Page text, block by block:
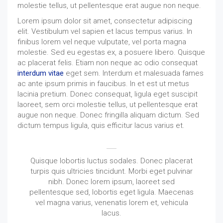
molestie tellus, ut pellentesque erat augue non neque.
Lorem ipsum dolor sit amet, consectetur adipiscing
elit. Vestibulum vel sapien et lacus tempus varius. In
finibus lorem vel neque vulputate, vel porta magna
molestie. Sed eu egestas ex, a posuere libero. Quisque
ac placerat felis. Etiam non neque ac odio consequat
interdum vitae eget sem. Interdum et malesuada fames
ac ante ipsum primis in faucibus. In et est ut metus
lacinia pretium. Donec consequat, ligula eget suscipit
laoreet, sem orci molestie tellus, ut pellentesque erat
augue non neque. Donec fringilla aliquam dictum. Sed
dictum tempus ligula, quis efficitur lacus varius et.
Quisque lobortis luctus sodales. Donec placerat
turpis quis ultricies tincidunt. Morbi eget pulvinar
nibh. Donec lorem ipsum, laoreet sed
pellentesque sed, lobortis eget ligula. Maecenas
vel magna varius, venenatis lorem et, vehicula
lacus.